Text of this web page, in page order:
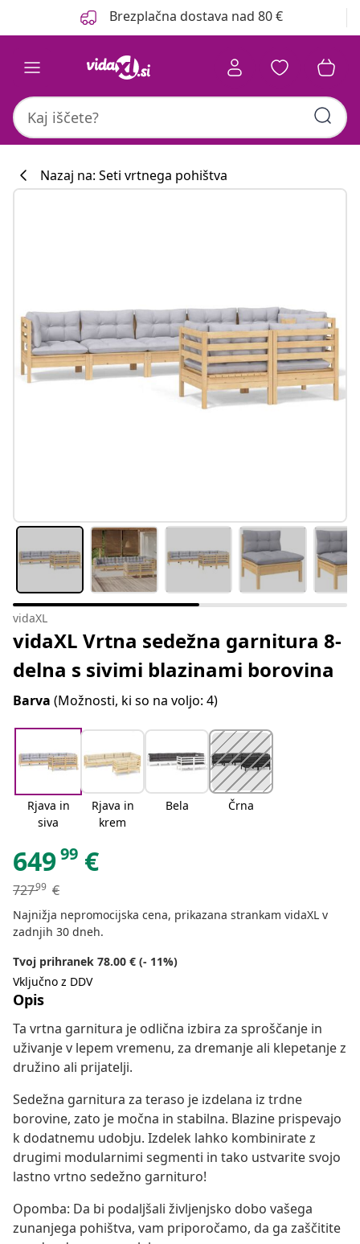
Brezplačna dostava nad 80 €
Nazaj na: Seti vrtnega pohištva
vidaXL
vidaXL Vrtna sedežna garnitura 8-
delna s sivimi blazinami borovina
Barva (Možnosti, ki so na voljo: 4)
Rjava in
siva
Rjava in
krem
Bela Črna
64999 €
72799 €
Najnižja nepromocijska cena, prikazana strankam vidaXL v
zadnjih 30 dneh.
Tvoj prihranek 78.00 € (- 11%)
Vključno z DDV
Opis
Ta vrtna garnitura je odlična izbira za sproščanje in
uživanje v lepem vremenu, za dremanje ali klepetanje z
družino ali prijatelji.
Sedežna garnitura za teraso je izdelana iz trdne
borovine, zato je močna in stabilna. Blazine prispevajo
k dodatnemu udobju. Izdelek lahko kombinirate z
drugimi modularnimi segmenti in tako ustvarite svojo
lastno vrtno sedežno garnituro!
Opomba: Da bi podaljšali življenjsko dobo vašega
zunanjega pohištva, vam priporočamo, da ga zaščitite